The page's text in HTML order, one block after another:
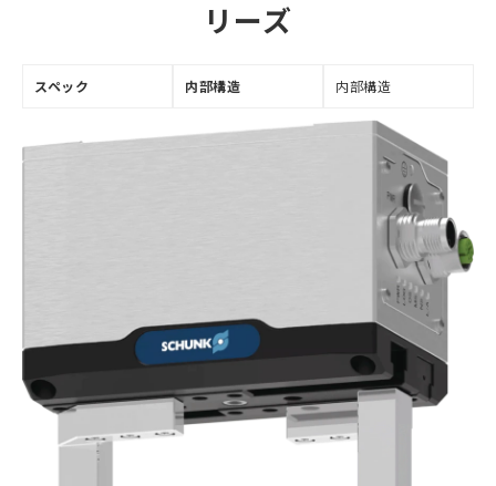
リーズ
スペック 内部構造 内部構造